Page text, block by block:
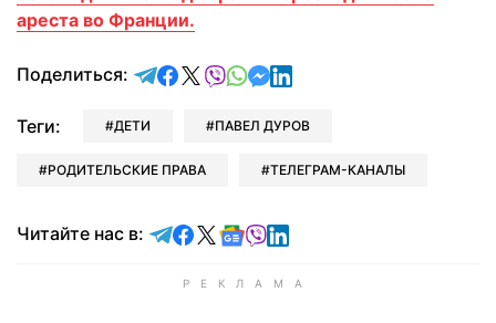
ареста во Франции.
Поделиться: отправить в Telegram
поделиться в Facebook
поделиться в X
отправить в Viber
отправить в Whatsapp
отправить в Messenger
отправить в LinkedIn
Теги: ДЕТИ ПАВЕЛ ДУРОВ
РОДИТЕЛЬСКИЕ ПРАВА ТЕЛЕГРАМ-КАНАЛЫ
Читайте нас в: Читайте в Telegram
Читайте в Facebook
Читайте в X
Читайте в Google news
Читайте в Viber
Читайте в LinkedIn